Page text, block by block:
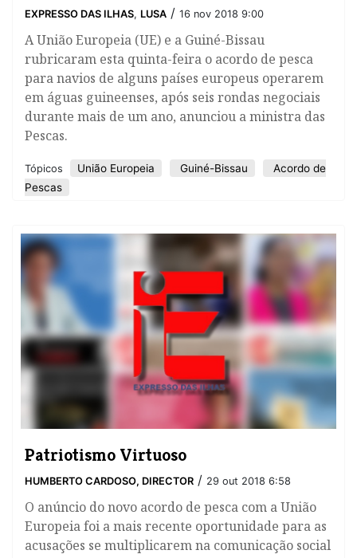
EXPRESSO DAS ILHAS, LUSA / 16 nov 2018 9:00
A União Europeia (UE) e a Guiné-Bissau
rubricaram esta quinta-feira o acordo de pesca
para navios de alguns países europeus operarem
em águas guineenses, após seis rondas negociais
durante mais de um ano, anunciou a ministra das
Pescas.
Tópicos União Europeia Guiné-Bissau
Acordo de
Pescas
Patriotismo Virtuoso
HUMBERTO CARDOSO, DIRECTOR / 29 out 2018 6:58
​O anúncio do novo acordo de pesca com a União
Europeia foi a mais recente oportunidade para as
acusações se multiplicarem na comunicação social